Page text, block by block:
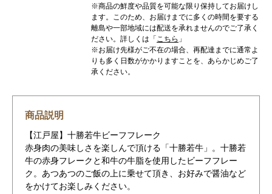
※商品の鮮度や品質を可能な限り保持してお届けし
ます。このため、お届けまでに多くの時間を要する
離島や一部地域には配送を承れませんのでご了承く
ださい。詳しくは「 こちら 」
※お届け先様がご不在の場合、再配達までに通常よ
りも多く日数がかかりますことを、あらかじめご了
承ください。
商品説明
【江戸屋】十勝若牛ビーフフレーク
赤身肉の美味しさを楽しんで頂ける「十勝若牛」。十勝若
牛の赤身フレークと和牛の牛脂を使用したビーフフレー
ク。あつあつのご飯の上に乗せて頂き、お好みで醤油など
をかけてお楽しみください。